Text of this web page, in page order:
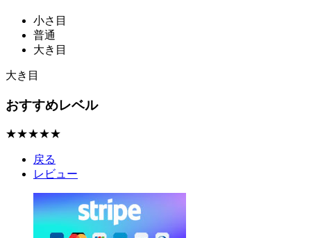
小さ目
普通
大き目
大き目
おすすめレベル
★★★★★
戻る
レビュー